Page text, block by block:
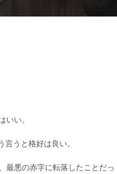
いい。
うと格好は良い。
最悪の赤字に転落したことだっ